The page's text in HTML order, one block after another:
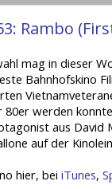
Rambo
mag in dieser
Bahnhofskino
80er werden
aus David
auf der
hier, bei iTunes,